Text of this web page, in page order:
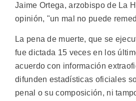
Jaime Ortega, arzobispo de La
opinión, "un mal no puede
La pena de muerte, que se
fue dictada 15 veces en los
acuerdo con información
difunden estadísticas oficiales
penal o su composición, ni